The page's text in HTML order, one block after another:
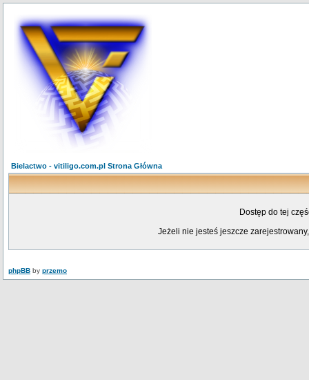
Bielactwo - vitiligo.com.pl Strona Główna
Dostęp do tej
Jeżeli nie jesteś jeszcze
phpBB by przemo